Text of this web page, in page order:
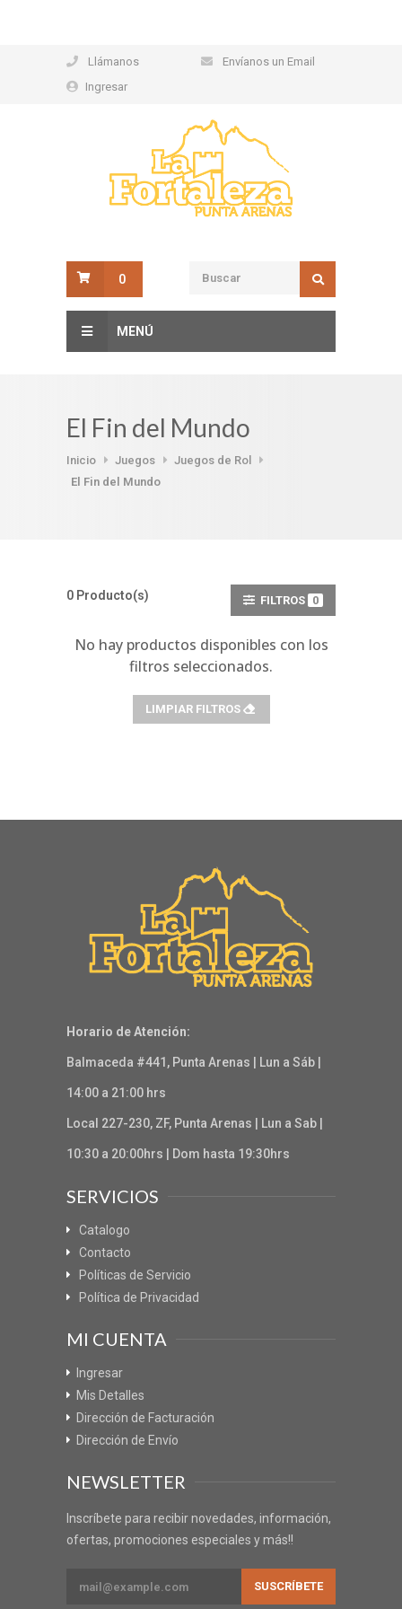
Llámanos
Envíanos un Email
Ingresar
0
MENÚ
El Fin del Mundo
Inicio Juegos
Juegos de Rol
El Fin del Mundo
0 Producto(s) FILTROS 0
No hay productos disponibles con los
filtros seleccionados.
LIMPIAR FILTROS
Horario de Atención:
Balmaceda #441, Punta Arenas | Lun a Sáb |
14:00 a 21:00 hrs
Local 227-230, ZF, Punta Arenas | Lun a Sab |
10:30 a 20:00hrs | Dom hasta 19:30hrs
SERVICIOS
Catalogo
Contacto
Políticas de Servicio
Política de Privacidad
MI CUENTA
Ingresar
Mis Detalles
Dirección de Facturación
Dirección de Envío
NEWSLETTER
Inscríbete para recibir novedades, información,
ofertas, promociones especiales y más!!